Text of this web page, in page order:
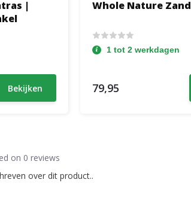
|
Bekijken
Whole Nature Zand
1 tot 2 werkdagen
79,95
on 0 reviews
over dit product..